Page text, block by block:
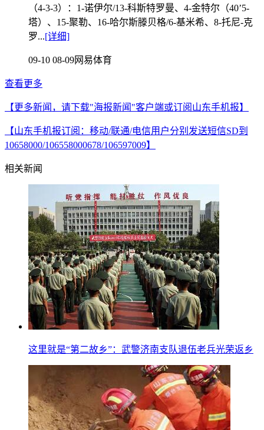
（4-3-3）：1-诺伊尔/13-科斯特罗曼、4-金特尔（40’5-
塔）、15-聚勒、16-哈尔斯滕贝格/6-基米希、8-托尼-克
罗...[详细]
09-10 08-09网易体育
查看更多
【更多新闻，请下载"海报新闻"客户端或订阅山东手机报】
【山东手机报订阅：移动/联通/电信用户分别发送短信SD到
10658000/106558000678/106597009】
相关新闻
这里就是“第二故乡”：武警济南支队退伍老兵光荣返乡